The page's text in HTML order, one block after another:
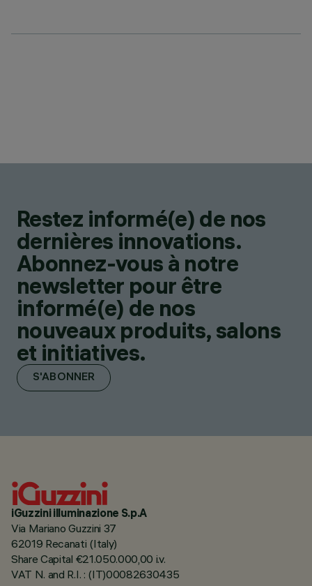
Restez informé(e) de nos
dernières innovations.
Abonnez-vous à notre
newsletter pour être
informé(e) de nos
nouveaux produits, salons
et initiatives.
S'ABONNER
iGuzzini illuminazione S.p.A
Via Mariano Guzzini 37
62019 Recanati (Italy)
Share Capital €21.050.000,00 i.v.
VAT N. and R.I. : (IT)00082630435